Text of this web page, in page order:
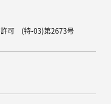
許可 (特-03)第2673号